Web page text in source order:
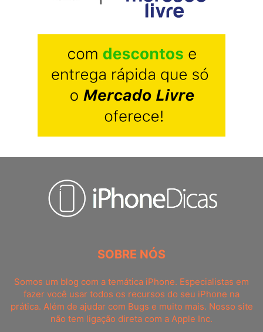
SOBRE NÓS
Somos um blog com a temática iPhone. Especialistas em
fazer você usar todos os recursos do seu iPhone na
prática. Além de ajudar com Bugs e muito mais. Nosso site
não tem ligação direta com a Apple Inc.